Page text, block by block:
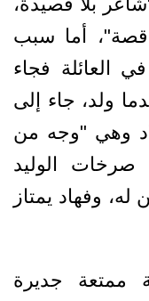
قصة"، أما سبب
في العائلة فجاء
ولد، جاء إلى
وهي "وجه من
صرخات الوليد
وفهاد يمتاز
ممتعة جديرة